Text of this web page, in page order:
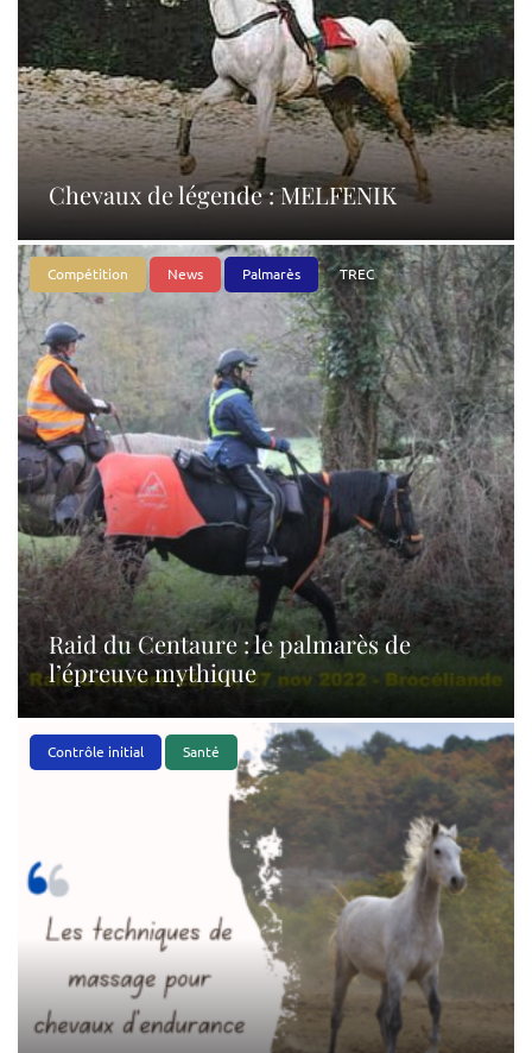
Chevaux de légende : MELFENIK
Compétition News Palmarès TREC
Raid du Centaure : le palmarès de
l’épreuve mythique
Contrôle initial Santé